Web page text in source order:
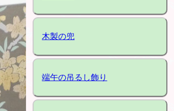
木製の兜
端午の吊るし飾り